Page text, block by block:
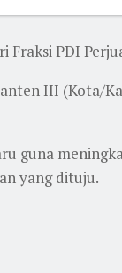
Fraksi PDI
III (Kota/
guna
yang dituju.